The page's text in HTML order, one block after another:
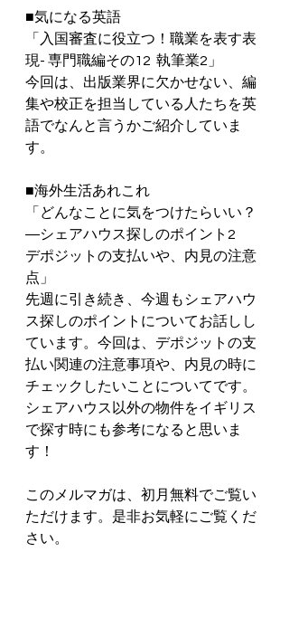
■気になる英語
「入国審査に役立つ！職業を表す表
現- 専門職編その12  執筆業2」
今回は、出版業界に欠かせない、編
集や校正を担当している人たちを英
語でなんと言うかご紹介していま
す。
■海外生活あれこれ
「どんなことに気をつけたらいい？
―シェアハウス探しのポイント2
デポジットの支払いや、内見の注意
点」
先週に引き続き、今週もシェアハウ
ス探しのポイントについてお話しし
ています。今回は、デポジットの支
払い関連の注意事項や、内見の時に
チェックしたいことについてです。
シェアハウス以外の物件をイギリス
で探す時にも参考になると思いま
す！
このメルマガは、初月無料でご覧い
ただけます。是非お気軽にご覧くだ
さい。